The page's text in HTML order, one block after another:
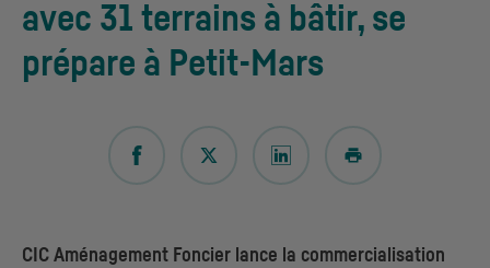
avec 31 terrains à bâtir, se
prépare à Petit-Mars
CIC Aménagement Foncier lance la commercialisation